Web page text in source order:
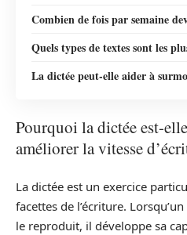
Combien de fois par semaine
Quels types de textes sont les
La dictée peut-elle aider à
Pourquoi la dictée est-
améliorer la vitesse
La dictée est un exercice
facettes de l’écriture.
le reproduit, il développe sa